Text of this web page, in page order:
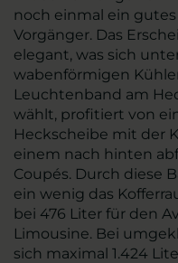
noch einmal ein
Vorgänger. Das
elegant, was sich
wabenförmigen
Leuchtenband am
wählt, profitiert von
Heckscheibe mit der
einem nach hinten
Coupés. Durch diese
ein wenig das
bei 476 Liter für den
Limousine. Bei
sich maximal 1.424